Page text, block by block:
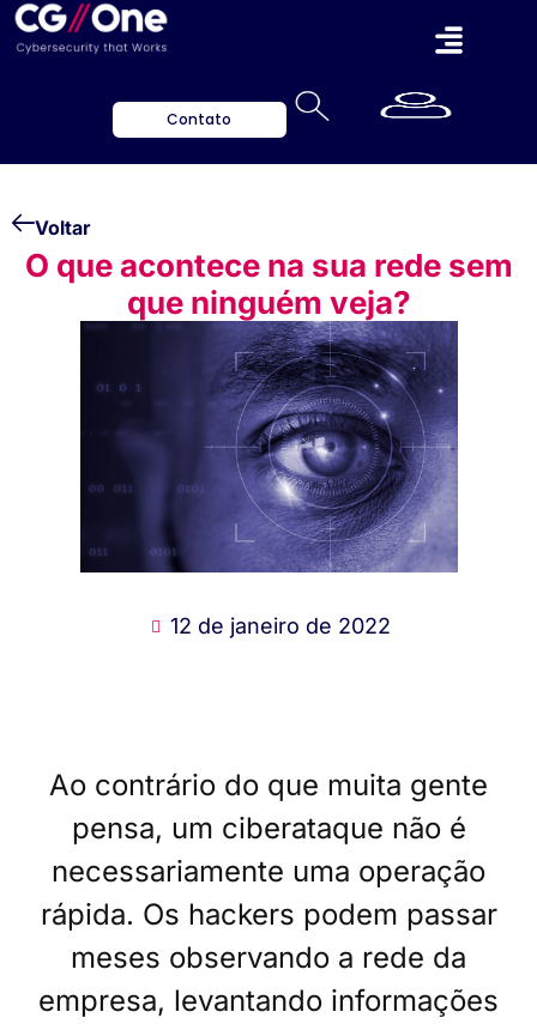
Contato
Voltar
O que acontece na sua rede sem
que ninguém veja?
12 de janeiro de 2022
Ao contrário do que muita gente
pensa, um ciberataque não é
necessariamente uma operação
rápida. Os hackers podem passar
meses observando a rede da
empresa, levantando informações